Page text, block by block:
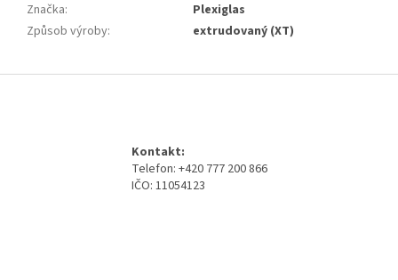
Značka:
Plexiglas
Způsob výroby: extrudovaný (XT)
Kontakt:
Telefon: +420 777 200 866
IČO: 11054123